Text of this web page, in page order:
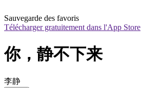
Sauvegarde des favoris
Télécharger gratuitement dans l'App Store
你，静不下来
李静